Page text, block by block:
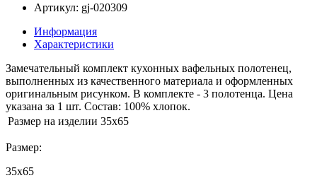
Артикул: gj-020309
Информация
Характеристики
Замечательный комплект кухонных вафельных полотенец,
выполненных из качественного материала и оформленных
оригинальным рисунком. В комплекте - 3 полотенца. Цена
указана за 1 шт. Состав: 100% хлопок.
Размер на изделии 35x65
Размер:
35x65